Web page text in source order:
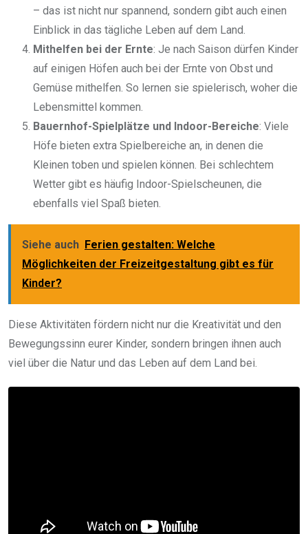
– das ist nicht nur spannend, sondern gibt auch einen
Einblick in das tägliche Leben auf dem Land.
Mithelfen bei der Ernte: Je nach Saison dürfen Kinder
auf einigen Höfen auch bei der Ernte von Obst und
Gemüse mithelfen. So lernen sie spielerisch, woher die
Lebensmittel kommen.
Bauernhof-Spielplätze und Indoor-Bereiche: Viele
Höfe bieten extra Spielbereiche an, in denen die
Kleinen toben und spielen können. Bei schlechtem
Wetter gibt es häufig Indoor-Spielscheunen, die
ebenfalls viel Spaß bieten.
Siehe auch Ferien gestalten: Welche
Möglichkeiten der Freizeitgestaltung gibt es für
Kinder?
Diese Aktivitäten fördern nicht nur die Kreativität und den
Bewegungssinn eurer Kinder, sondern bringen ihnen auch
viel über die Natur und das Leben auf dem Land bei.